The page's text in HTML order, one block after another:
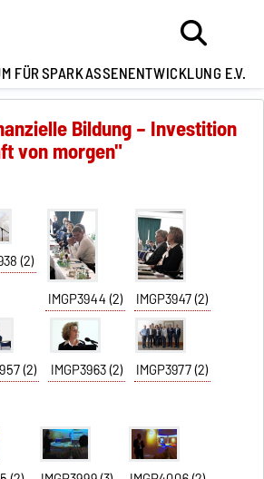
FÜRSPARKASSENENTWICKLUNG E.V.
Bildung – Investition
von morgen"
(2)
IMGP3944 (2)
IMGP3947 (2)
(2) IMGP3963 (2) IMGP3977 (2)